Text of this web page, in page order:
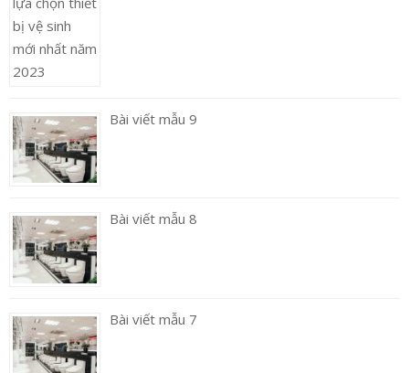
Bài viết mẫu 9
Bài viết mẫu 8
Bài viết mẫu 7